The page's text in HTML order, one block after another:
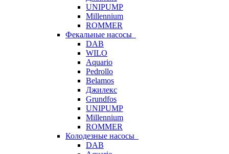
UNIPUMP
Millennium
ROMMER
Фекальные насосы
DAB
WILO
Aquario
Pedrollo
Belamos
Джилекс
Grundfos
UNIPUMP
Millennium
ROMMER
Колодезные насосы
DAB